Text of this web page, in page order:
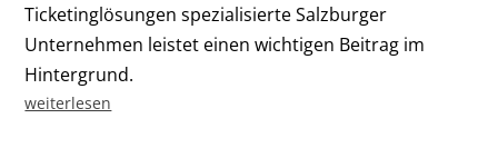
Ticketinglösungen spezialisierte Salzburger
Unternehmen leistet einen wichtigen Beitrag im
Hintergrund.
weiterlesen